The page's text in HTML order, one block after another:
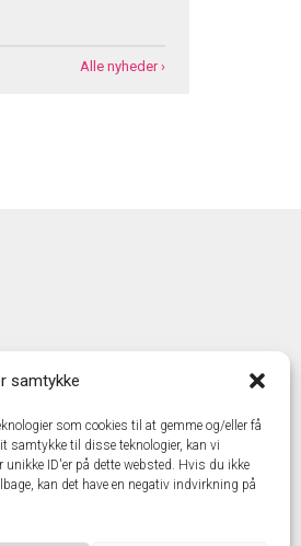
samtykke
som cookies til at gemme og/eller få
samtykke til disse teknologier, kan vi
ID'er på dette websted. Hvis du ikke
kan det have en negativ indvirkning på
Alle nyheder ›